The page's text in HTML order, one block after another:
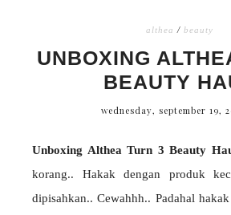
althea / beauty
UNBOXING
BEAUTY
wednesday, september 19,
Unboxing Althea Turn 3 Beauty
korang.. Hakak dengan produk
dipisahkan.. Cewahhh.. Padahal